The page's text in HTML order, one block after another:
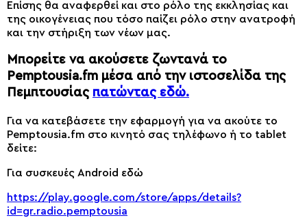
Επίσης θα αναφερθεί και στο ρόλο της εκκλησίας και
της οικογένειας που τόσο παίζει ρόλο στην ανατροφή
και την στήριξη των νέων μας.
Μπορείτε να ακούσετε ζωντανά το
Pemptousia.fm μέσα από την ιστοσελίδα της
Πεμπτουσίας πατώντας εδώ.
Για να κατεβάσετε την εφαρμογή για να ακούτε το
Pemptousia.fm στο κινητό σας τηλέφωνο ή το tablet
δείτε:
Για συσκευές Android εδώ
https://play.google.com/store/apps/details?
id=gr.radio.pemptousia